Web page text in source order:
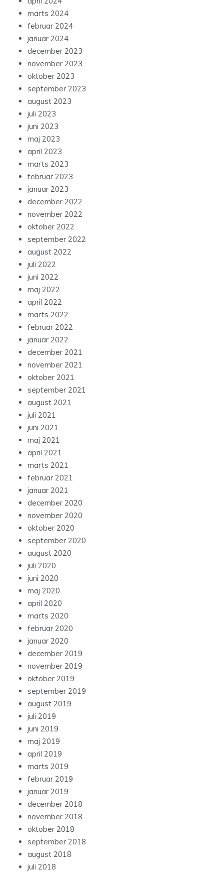
marts 2024
februar 2024
januar 2024
december 2023
november 2023
oktober 2023
september 2023
august 2023
juli 2023
juni 2023
maj 2023
april 2023
marts 2023
februar 2023
januar 2023
december 2022
november 2022
oktober 2022
september 2022
august 2022
juli 2022
juni 2022
maj 2022
april 2022
marts 2022
februar 2022
januar 2022
december 2021
november 2021
oktober 2021
september 2021
august 2021
juli 2021
juni 2021
maj 2021
april 2021
marts 2021
februar 2021
januar 2021
december 2020
november 2020
oktober 2020
september 2020
august 2020
juli 2020
juni 2020
maj 2020
april 2020
marts 2020
februar 2020
januar 2020
december 2019
november 2019
oktober 2019
september 2019
august 2019
juli 2019
juni 2019
maj 2019
april 2019
marts 2019
februar 2019
januar 2019
december 2018
november 2018
oktober 2018
september 2018
august 2018
juli 2018